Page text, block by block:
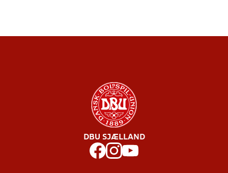
DBU SJÆLLAND